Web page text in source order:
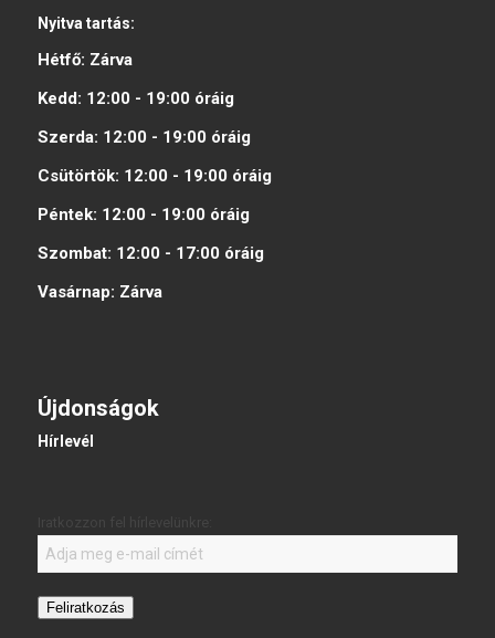
Nyitva tartás:
Hétfő: Zárva
Kedd: 12:00 - 19:00 óráig
Szerda: 12:00 - 19:00 óráig
Csütörtök: 12:00 - 19:00 óráig
Péntek: 12:00 - 19:00 óráig
Szombat: 12:00 - 17:00 óráig
Vasárnap: Zárva
Újdonságok
Hírlevél
Feliratkozás